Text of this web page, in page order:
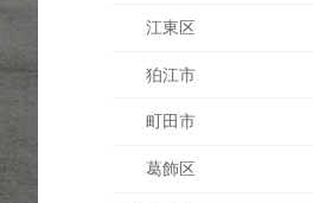
江東区
狛江市
町田市
葛飾区